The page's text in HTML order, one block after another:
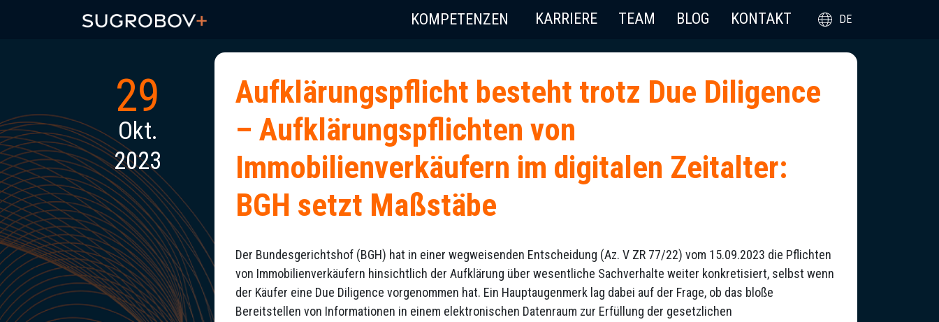
KOMPETENZEN KARRIERE TEAM BLOG KONTAKT DE
29
Okt.
2023
Aufklärungspflicht besteht trotz Due Diligence
– Aufklärungspflichten von
Immobilienverkäufern im digitalen Zeitalter:
BGH setzt Maßstäbe
Der Bundesgerichtshof (BGH) hat in einer wegweisenden Entscheidung (Az. V ZR 77/22) vom 15.09.2023 die Pflichten
von Immobilienverkäufern hinsichtlich der Aufklärung über wesentliche Sachverhalte weiter konkretisiert, selbst wenn
der Käufer eine Due Diligence vorgenommen hat. Ein Hauptaugenmerk lag dabei auf der Frage, ob das bloße
Bereitstellen von Informationen in einem elektronischen Datenraum zur Erfüllung der gesetzlichen